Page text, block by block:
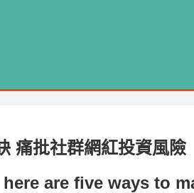
痛批社群網紅投資風險
are five ways to